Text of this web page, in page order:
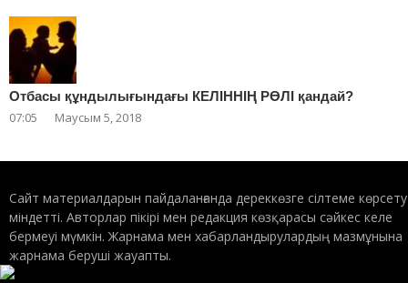
Отбасы құндылығындағы КЕЛІННІҢ РӨЛІ қандай?
07:05 Маусым 5, 2018
Сайт материалдарын пайдаланғанда дереккөзге сілтеме көрсету
міндетті. Авторлар пікірі мен редакция көзқарасы сәйкес келе
бермеуі мүмкін. Жарнама мен хабарландырулардың мазмұнына
жарнама беруші жауапты.